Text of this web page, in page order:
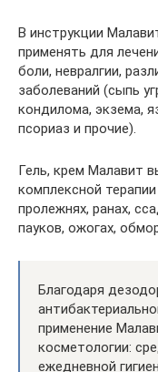
В инструкции
применять для
боли, невралгии,
заболеваний (сыпь
кондилома, экзема,
псориаз и прочие).
Гель, крем Малавит
комплексной
пролежнях, ранах,
пауков, ожогах,
Благодаря
применение
косметологии:
ежедневной